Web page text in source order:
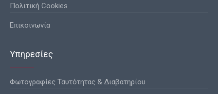
Πολιτική Cookies
Επικοινωνία
Υπηρεσίες
Φωτογραφίες Ταυτότητας & Διαβατηρίου